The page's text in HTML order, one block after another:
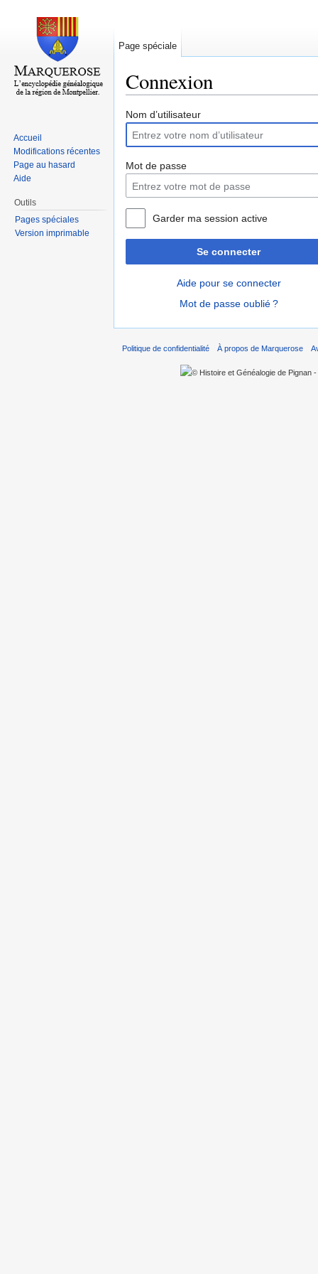
Connexion
Nom d’utilisateur
Mot de passe
Garder ma session active
Se connecter
Aide pour se connecter
Mot de passe oublié ?
Page spéciale
Accueil
Modifications récentes
Page au hasard
Aide
Outils
Pages spéciales
Version imprimable
Politique de confidentialité À propos de Marquerose